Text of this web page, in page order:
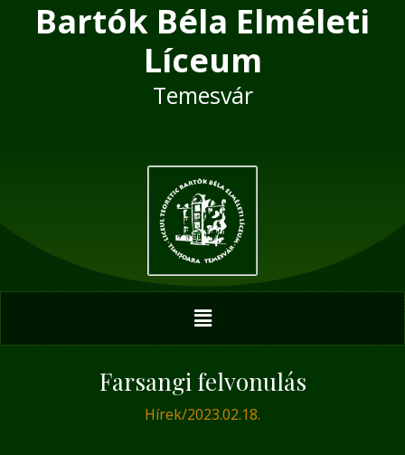
Bartók Béla Elméleti
Líceum
Temesvár
Menu
Farsangi felvonulás
Hírek/2023.02.18.
Post
navigation